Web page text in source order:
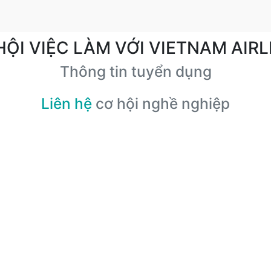
VIỆC LÀM VỚI VIETNAM
Thông tin tuyển dụng
Liên hệ cơ hội nghề nghiệp